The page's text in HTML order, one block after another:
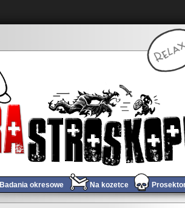
Badania okresowe Na kozetce